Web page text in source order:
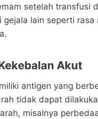
setelah transfusi
lain seperti
Akut
antigen yang
tidak dapat
misalnya